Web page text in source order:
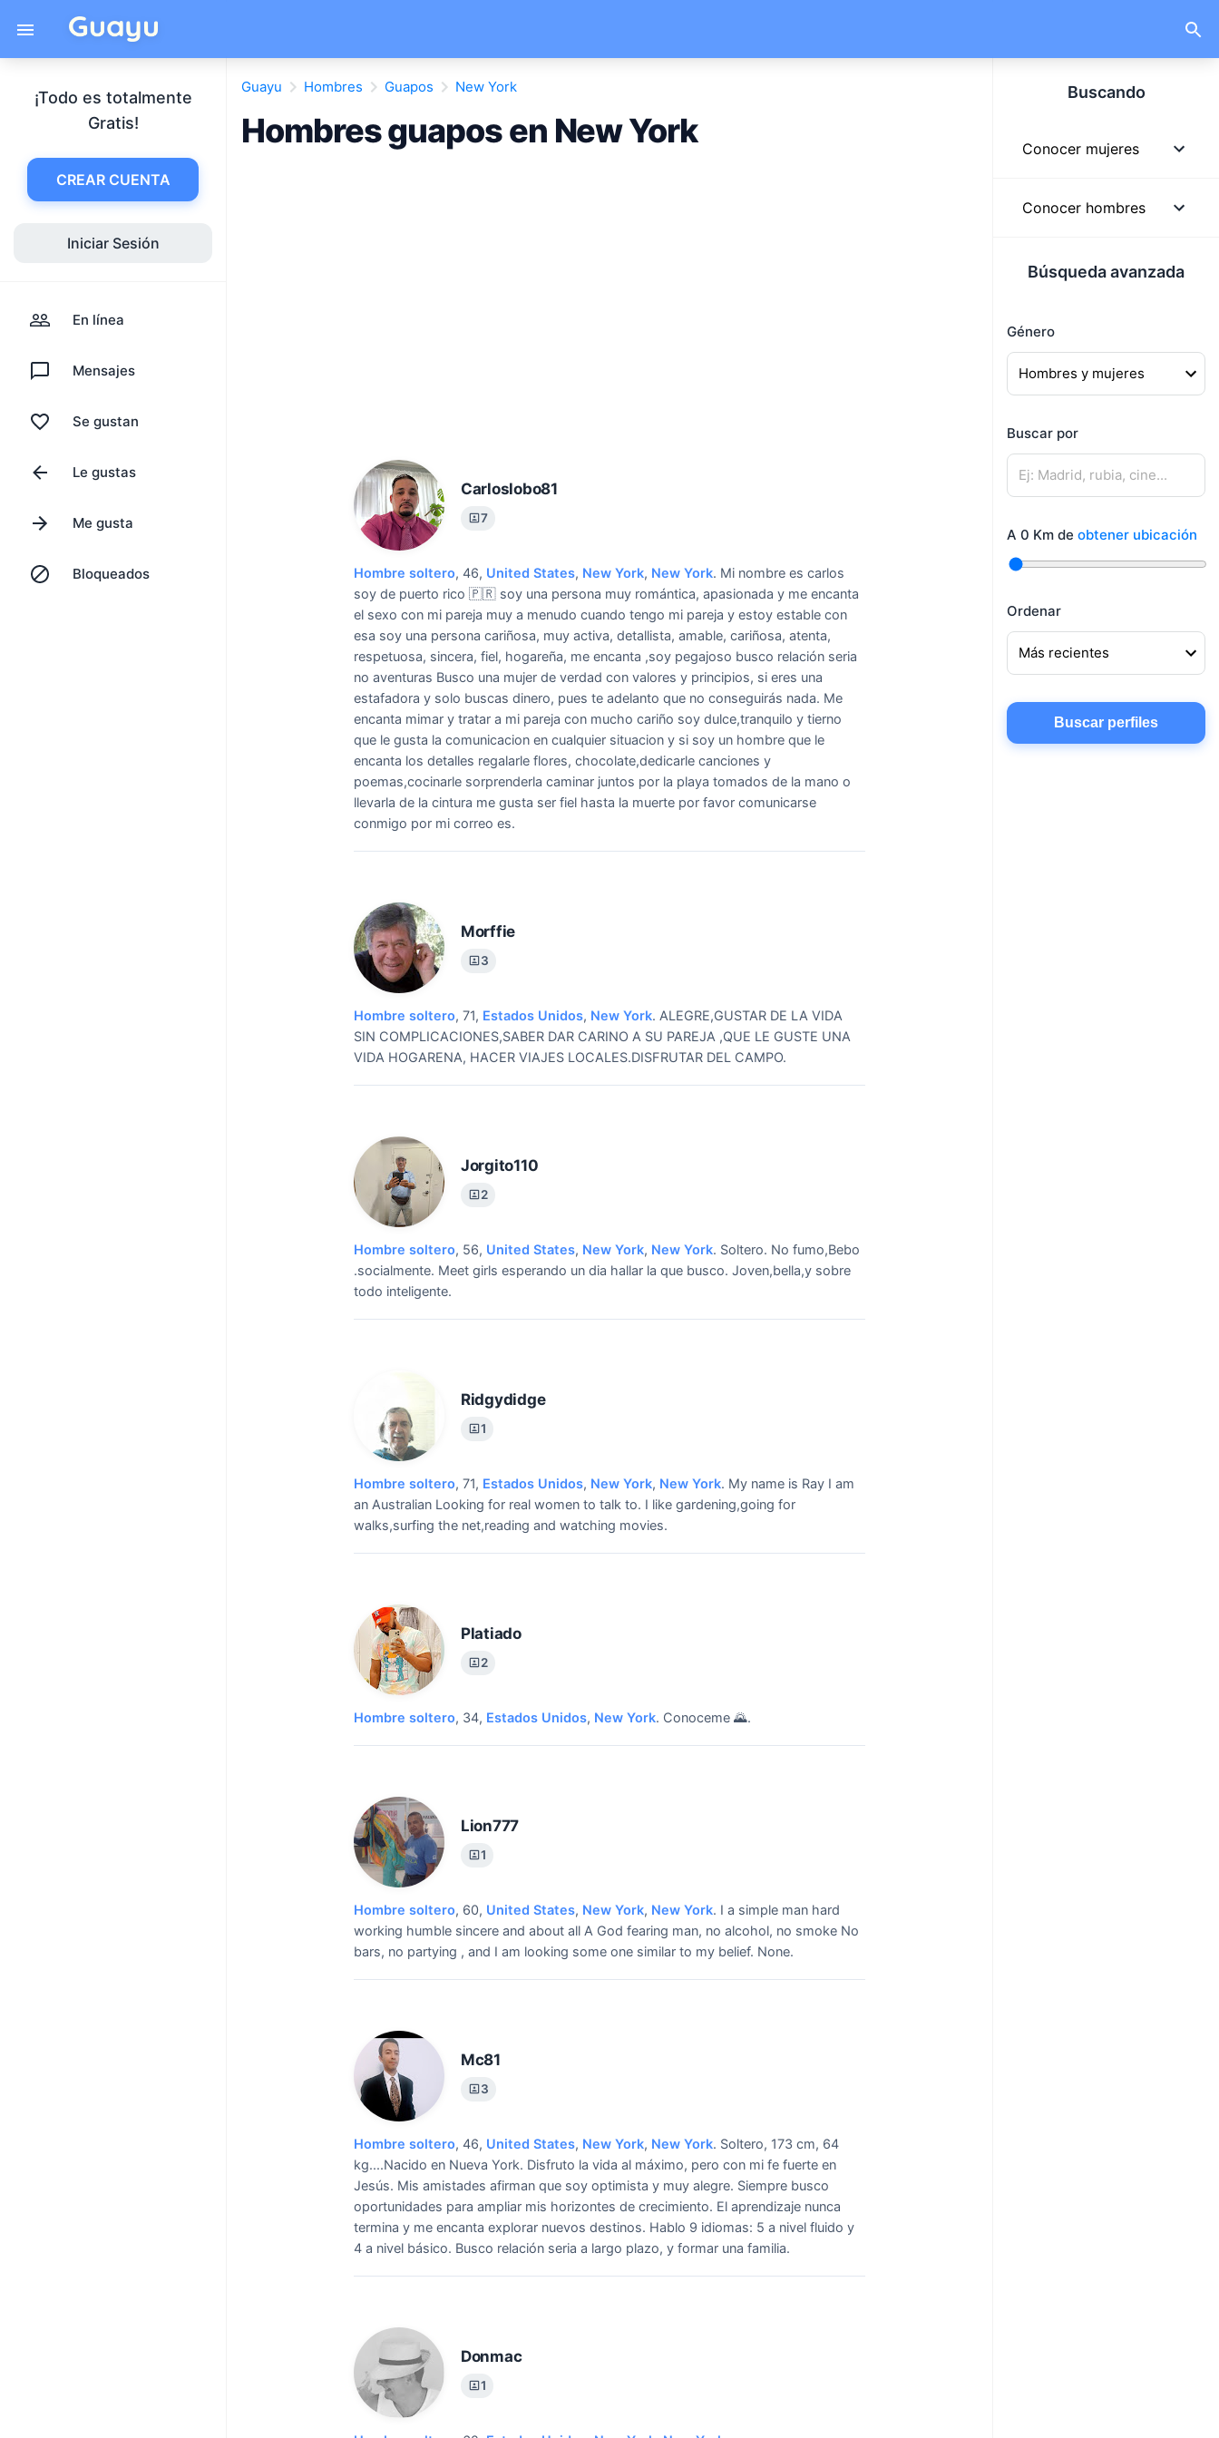
Buscando
Conocer mujeres
Mujeres lindas
Mujeres buscando
hombres
Mujeres buscando pareja
Mujeres buscando
amigos
Mujeres buscando
Mujeres buscando
Conocer hombres
Hombres guapos
Hombres buscando
Hombres buscando
pareja
amigos
Búsqueda avanzada
Género
Buscar por
A 0 Km de obtener ubicación
Ordenar
Buscar perfiles
¡Todo es totalmente
Gratis!
CREAR CUENTA
Iniciar Sesión
En línea
Mensajes
Se gustan
Le gustas
Me gusta
Bloqueados
Guayu Hombres Guapos New York
Hombres guapos en New York
Carloslobo81
7
Hombre soltero, 46, United States, New York, New York. Mi nombre es carlos
soy de puerto rico 🇵🇷 soy una persona muy romántica, apasionada y me encanta
el sexo con mi pareja muy a menudo cuando tengo mi pareja y estoy estable con
esa soy una persona cariñosa, muy activa, detallista, amable, cariñosa, atenta,
respetuosa, sincera, fiel, hogareña, me encanta ,soy pegajoso busco relación seria
no aventuras Busco una mujer de verdad con valores y principios, si eres una
estafadora y solo buscas dinero, pues te adelanto que no conseguirás nada. Me
encanta mimar y tratar a mi pareja con mucho cariño soy dulce,tranquilo y tierno
que le gusta la comunicacion en cualquier situacion y si soy un hombre que le
encanta los detalles regalarle flores, chocolate,dedicarle canciones y
poemas,cocinarle sorprenderla caminar juntos por la playa tomados de la mano o
llevarla de la cintura me gusta ser fiel hasta la muerte por favor comunicarse
conmigo por mi correo es.
Morffie
3
Hombre soltero, 71, Estados Unidos, New York. ALEGRE,GUSTAR DE LA VIDA
SIN COMPLICACIONES,SABER DAR CARINO A SU PAREJA ,QUE LE GUSTE UNA
VIDA HOGARENA, HACER VIAJES LOCALES.DISFRUTAR DEL CAMPO.
Jorgito110
2
Hombre soltero, 56, United States, New York, New York. Soltero. No fumo,Bebo
.socialmente. Meet girls esperando un dia hallar la que busco. Joven,bella,y sobre
todo inteligente.
Ridgydidge
1
Hombre soltero, 71, Estados Unidos, New York, New York. My name is Ray I am
an Australian Looking for real women to talk to. I like gardening,going for
walks,surfing the net,reading and watching movies.
Platiado
2
Hombre soltero, 34, Estados Unidos, New York. Conoceme 🌄.
Lion777
1
Hombre soltero, 60, United States, New York, New York. I a simple man hard
working humble sincere and about all A God fearing man, no alcohol, no smoke No
bars, no partying , and I am looking some one similar to my belief. None.
Mc81
3
Hombre soltero, 46, United States, New York, New York. Soltero, 173 cm, 64
kg....Nacido en Nueva York. Disfruto la vida al máximo, pero con mi fe fuerte en
Jesús. Mis amistades afirman que soy optimista y muy alegre. Siempre busco
oportunidades para ampliar mis horizontes de crecimiento. El aprendizaje nunca
termina y me encanta explorar nuevos destinos. Hablo 9 idiomas: 5 a nivel fluido y
4 a nivel básico. Busco relación seria a largo plazo, y formar una familia.
Donmac
1